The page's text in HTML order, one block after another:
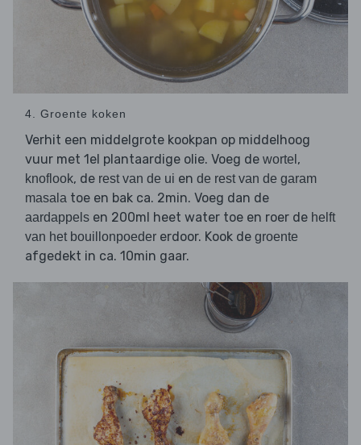
4. Groente koken
Verhit een middelgrote kookpan op middelhoog
vuur met 1el plantaardige olie. Voeg de wortel ,
knoflook, de rest van de ui en de rest van de garam
masala toe en bak ca. 2min. Voeg dan de
aardappels en 200ml heet water toe en roer de helft
van het bouillonpoeder erdoor. Kook de groente
afgedekt in ca. 10min gaar.